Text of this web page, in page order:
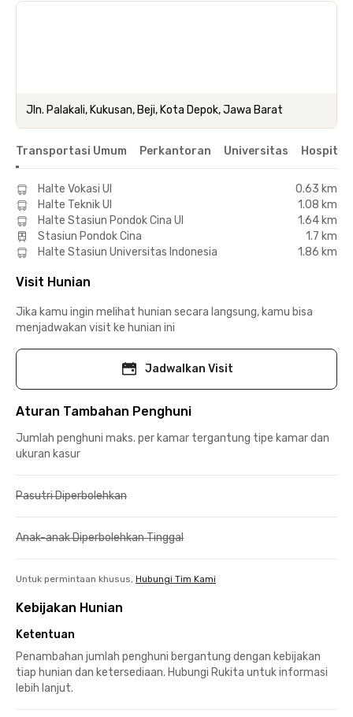
Jln. Palakali, Kukusan, Beji, Kota Depok, Jawa Barat
Transportasi Umum Perkantoran Universitas Hospital
Halte Vokasi UI
0.63 km
Halte Teknik UI
1.08 km
Halte Stasiun Pondok Cina UI
1.64 km
Stasiun Pondok Cina
1.7 km
Halte Stasiun Universitas Indonesia
1.86 km
Visit Hunian
Jika kamu ingin melihat hunian secara langsung, kamu bisa
menjadwakan visit ke hunian ini
Jadwalkan Visit
Aturan Tambahan Penghuni
Jumlah penghuni maks. per kamar tergantung tipe kamar dan
ukuran kasur
Pasutri Diperbolehkan
Anak-anak Diperbolehkan Tinggal
Untuk permintaan khusus, Hubungi Tim Kami
Kebijakan Hunian
Ketentuan
Penambahan jumlah penghuni bergantung dengan kebijakan
tiap hunian dan ketersediaan. Hubungi Rukita untuk informasi
lebih lanjut.